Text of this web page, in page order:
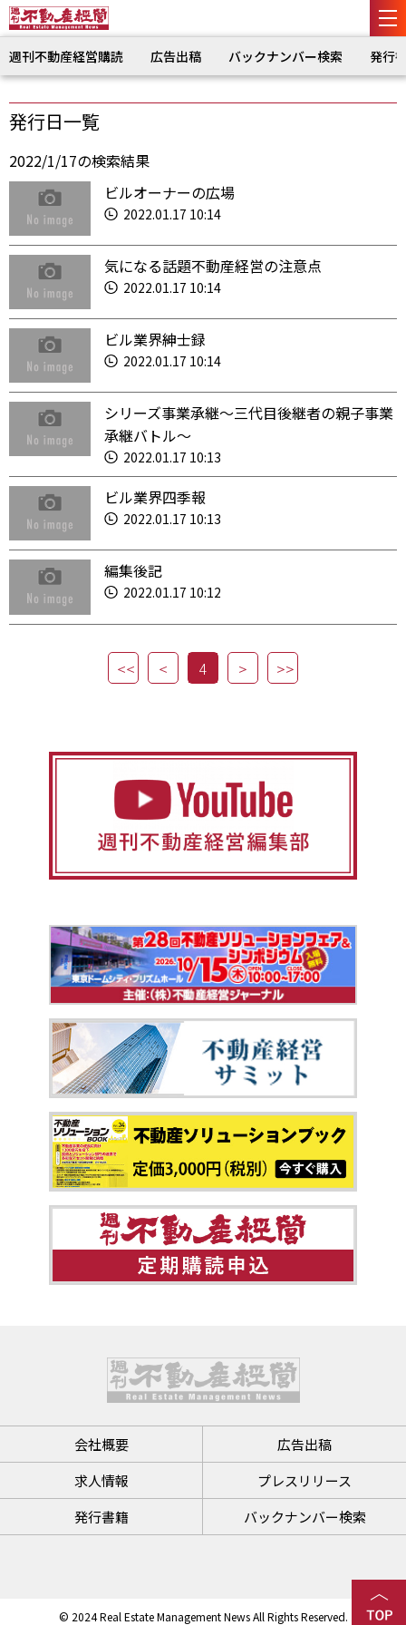
週刊不動産経営購読 広告出稿 バックナンバー検索 発行
発行日一覧
2022/1/17の検索結果
ビルオーナーの広場
2022.01.17 10:14
気になる話題不動産経営の注意点
2022.01.17 10:14
ビル業界紳士録
2022.01.17 10:14
シリーズ事業承継～三代目後継者の親子事業
承継バトル～
2022.01.17 10:13
ビル業界四季報
2022.01.17 10:13
編集後記
2022.01.17 10:12
4
会社概要
広告出稿
求人情報
プレスリリース
発行書籍
バックナンバー検索
© 2024 Real Estate Management News All Rights Reserved.